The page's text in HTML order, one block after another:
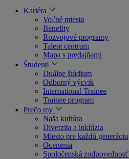
Kariéra
Voľné miesta
Benefity
Rozvojové programy
Talent centrum
Mapa s predajňami
Študenti
Duálne štúdium
Odborný výcvik
International Trainee
Trainee program
Prečo my
Naša kultúra
Diverzita a inklúzia
Miesto pre každú generáciu
Ocenenia
Spoločenská zodpovednosť